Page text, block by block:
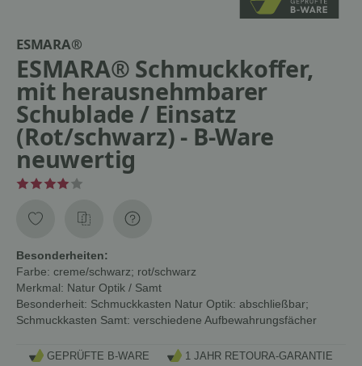
ESMARA®
ESMARA® Schmuckkoffer,
mit herausnehmbarer
Schublade / Einsatz
(Rot/schwarz) - B-Ware
neuwertig
Besonderheiten:
Farbe: creme/schwarz; rot/schwarz
Merkmal: Natur Optik / Samt
Besonderheit: Schmuckkasten Natur Optik: abschließbar;
Schmuckkasten Samt: verschiedene Aufbewahrungsfächer
GEPRÜFTE B-WARE
1 JAHR RETOURA-GARANTIE